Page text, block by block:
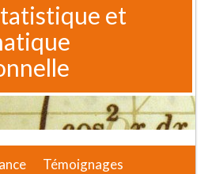
et
Témoignages